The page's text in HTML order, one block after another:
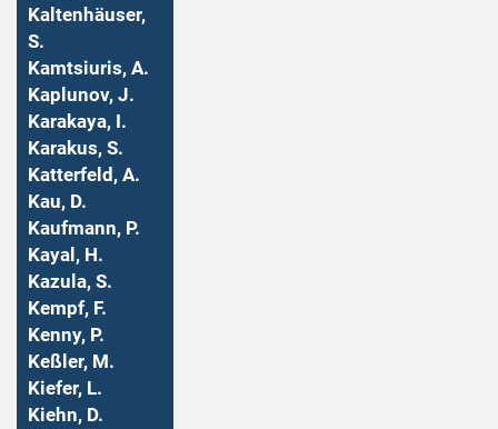
Kaltenhäuser,
S.
Kamtsiuris, A.
Kaplunov, J.
Karakaya, I.
Karakus, S.
Katterfeld, A.
Kau, D.
Kaufmann, P.
Kayal, H.
Kazula, S.
Kempf, F.
Kenny, P.
Keßler, M.
Kiefer, L.
Kiehn, D.